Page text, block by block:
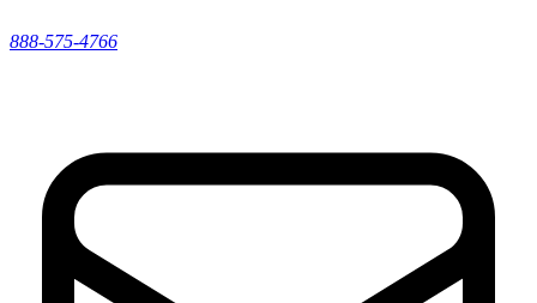
888-575-4766